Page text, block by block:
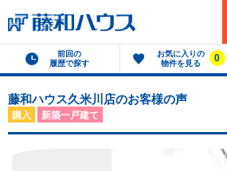
前回の
履歴で探す
お気に入りの
物件を見る
0
藤和ハウス久米川店のお客様の声
購入 新築一戸建て